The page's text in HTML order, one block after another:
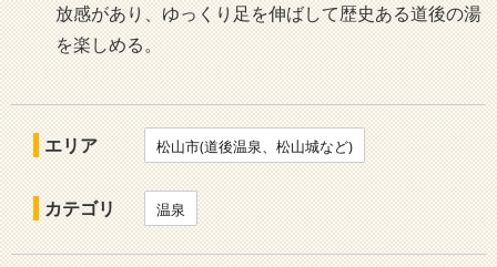
放感があり、ゆっくり足を伸ばして歴史ある道後の湯
を楽しめる。
エリア 松山市(道後温泉、松山城など)
カテゴリ 温泉